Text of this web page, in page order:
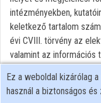
intézményekben,
keletkező tartalom
évi CVIII. törvény az
valamint az információs
szolgáltatásnak.
A szolgáltatás
Ez a weboldal kizárólag
használ a biztonságos